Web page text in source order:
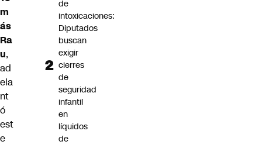
m
ás
Ra
u,
ad
ela
nt
ó
est
e
de
intoxicaciones:
Diputados
buscan
exigir
cierres
de
seguridad
infantil
en
líquidos
de